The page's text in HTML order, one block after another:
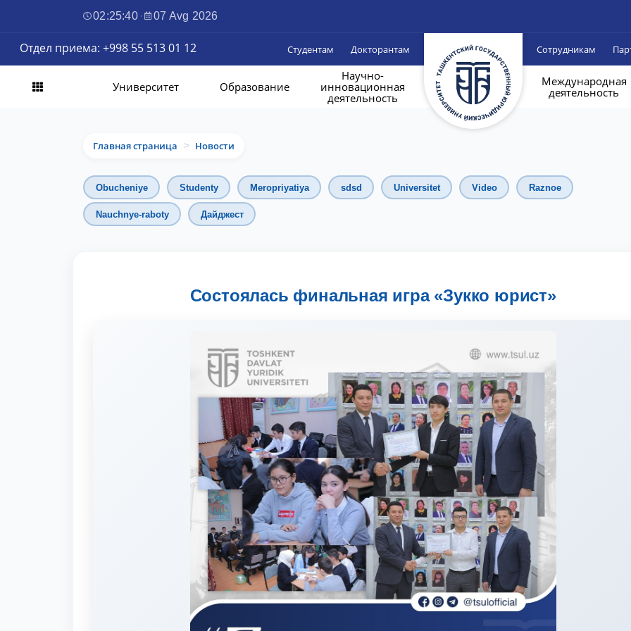
02:25:42 · 07 Avg 2026
Отдел приема: +998 55 513 01 12 Студентам Докторантам Сотрудникам
Университет Образование
Научно-
инновационная
деятельность
Международная
деятельность
Главная страница > Новости
Obucheniye Studenty Meropriyatiya sdsd Universitet Video Raznoe
Nauchnye-raboty Дайджест
Состоялась финальная игра «Зукко юрист»